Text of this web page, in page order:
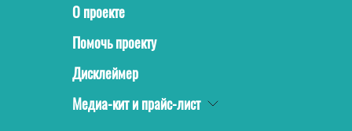
О проекте
Помочь проекту
Дисклеймер
Медиа-кит и прайс-лист